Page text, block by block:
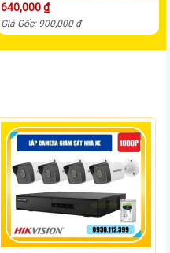
640,000 ₫
Giá Gốc: 900,000 ₫